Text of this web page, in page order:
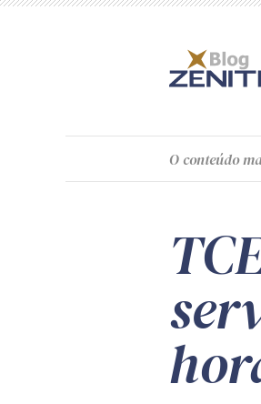
O conteúdo